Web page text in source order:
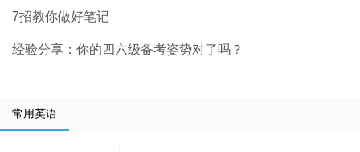
7招教你做好笔记
经验分享：你的四六级备考姿势对了吗？
常用英语